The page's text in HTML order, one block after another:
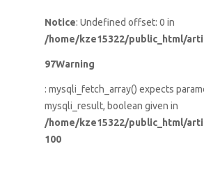
Notice: Undefined offset: 0 in
/home/kze15322/public_html/
97Warning
: mysqli_fetch_array() expects
mysqli_result, boolean given in
/home/kze15322/public_html/
100